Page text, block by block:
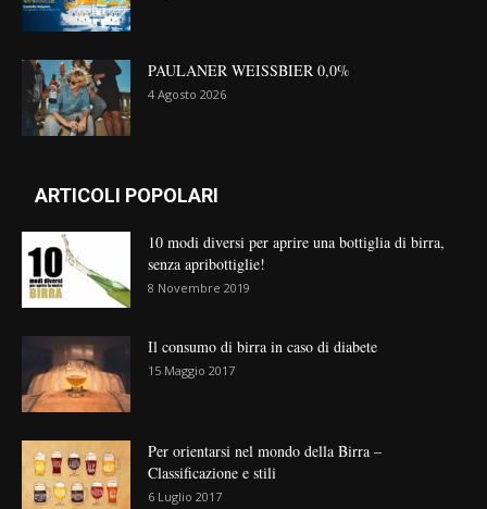
PAULANER WEISSBIER 0,0%
4 Agosto 2026
ARTICOLI POPOLARI
10 modi diversi per aprire una bottiglia di birra,
senza apribottiglie!
8 Novembre 2019
Il consumo di birra in caso di diabete
15 Maggio 2017
Per orientarsi nel mondo della Birra –
Classificazione e stili
6 Luglio 2017